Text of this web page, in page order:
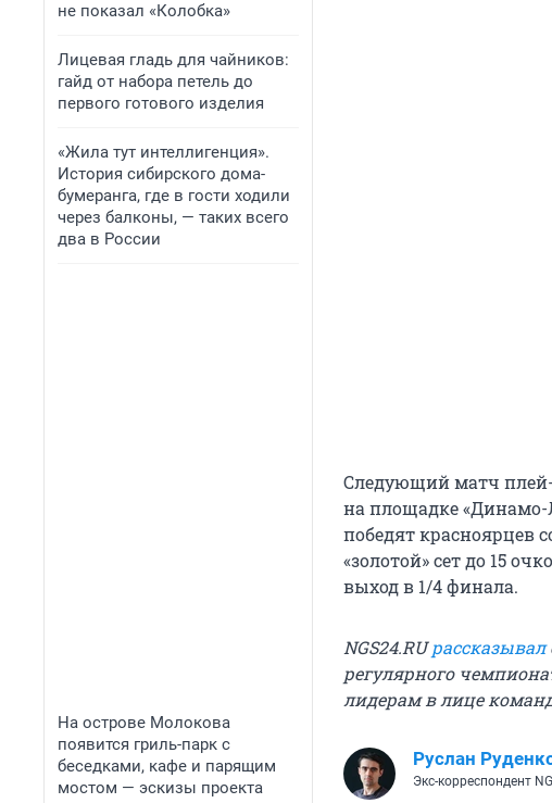
не показал «Колобка»
Лицевая гладь для чайников:
гайд от набора петель до
первого готового изделия
«Жила тут интеллигенция».
История сибирского дома-
бумеранга, где в гости ходили
через балконы, — таких всего
два в России
На острове Молокова
появится гриль-парк с
беседками, кафе и парящим
мостом — эскизы проекта
Следующий матч плей-
на площадке «Динамо-
победят красноярцев
«золотой» сет до 15
выход в 1/4 финала.
NGS24.RUрассказывал
регулярного
лидерам в лице
Руслан
Экс-корреспондент